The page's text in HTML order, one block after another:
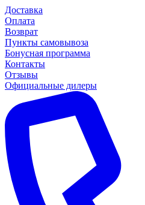
Доставка
Оплата
Возврат
Пункты самовывоза
Бонусная программа
Контакты
Отзывы
Официальные дилеры